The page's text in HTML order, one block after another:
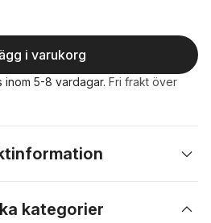
i varukorg
inom 5-8 vardagar. Fri frakt över
kategorier